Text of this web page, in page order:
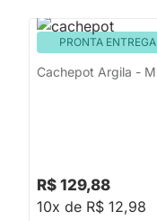
PRONTA ENTREGA
Cachepot Argila - M
R$ 129,88
10x de R$ 12,98